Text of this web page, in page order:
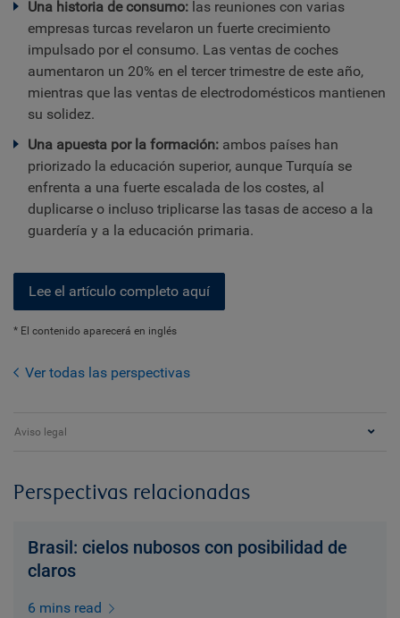
Una historia de consumo: las reuniones con varias
empresas turcas revelaron un fuerte crecimiento
impulsado por el consumo. Las ventas de coches
aumentaron un 20% en el tercer trimestre de este año,
mientras que las ventas de electrodomésticos mantienen
su solidez.
Una apuesta por la formación: ambos países han
priorizado la educación superior, aunque Turquía se
enfrenta a una fuerte escalada de los costes, al
duplicarse o incluso triplicarse las tasas de acceso a la
guardería y a la educación primaria.
Lee el artículo completo aquí
* El contenido aparecerá en inglés
Ver todas las perspectivas
Aviso legal
Perspectivas relacionadas
Brasil: cielos nubosos con posibilidad de
claros
6 mins read